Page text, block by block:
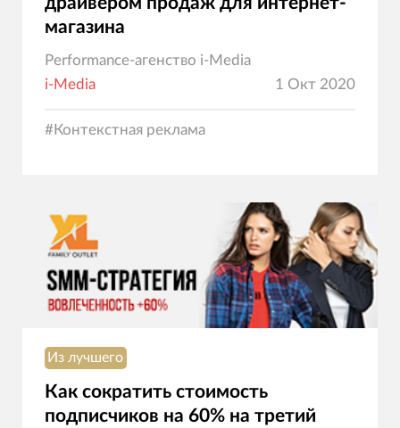
магазина
Performance-агенство i-Media
i-Media
1 Окт 2020
#Контекстная реклама
Из лучшего
Как сократить стоимость
подписчиков на 60% на третий